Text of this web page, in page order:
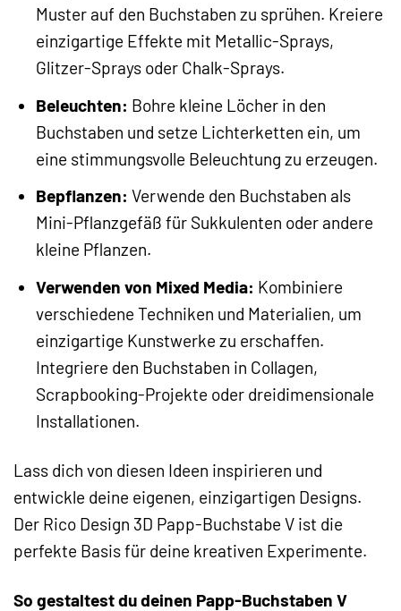
Muster auf den Buchstaben zu sprühen. Kreiere
einzigartige Effekte mit Metallic-Sprays,
Glitzer-Sprays oder Chalk-Sprays.
Beleuchten: Bohre kleine Löcher in den
Buchstaben und setze Lichterketten ein, um
eine stimmungsvolle Beleuchtung zu erzeugen.
Bepflanzen: Verwende den Buchstaben als
Mini-Pflanzgefäß für Sukkulenten oder andere
kleine Pflanzen.
Verwenden von Mixed Media: Kombiniere
verschiedene Techniken und Materialien, um
einzigartige Kunstwerke zu erschaffen.
Integriere den Buchstaben in Collagen,
Scrapbooking-Projekte oder dreidimensionale
Installationen.
Lass dich von diesen Ideen inspirieren und
entwickle deine eigenen, einzigartigen Designs.
Der Rico Design 3D Papp-Buchstabe V ist die
perfekte Basis für deine kreativen Experimente.
So gestaltest du deinen Papp-Buchstaben V